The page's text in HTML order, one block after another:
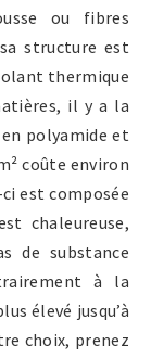
ou fibres
structure est
thermique
il y a la
polyamide et
coûte environ
est composée
chaleureuse,
de substance
à la
élevé jusqu’à
choix, prenez